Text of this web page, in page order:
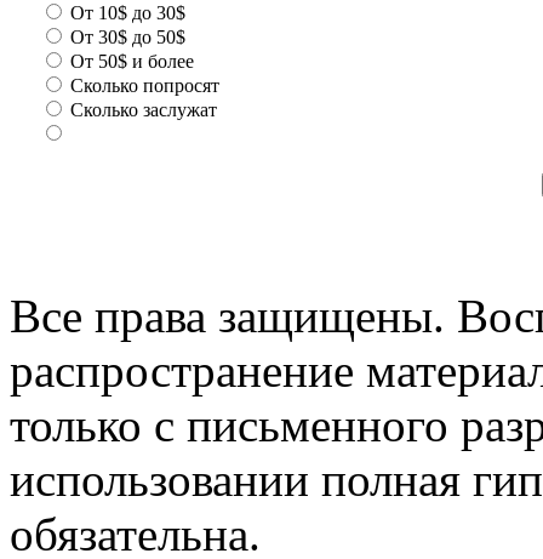
От 10$ до 30$
От 30$ до 50$
От 50$ и более
Сколько попросят
Сколько заслужат
Все права защищены.
распространение
только с письменного
использовании полная
обязательна.